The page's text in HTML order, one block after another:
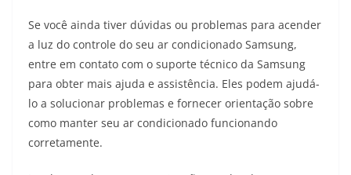
Se você ainda tiver dúvidas ou problemas para acender
a luz do controle do seu ar condicionado Samsung,
entre em contato com o suporte técnico da Samsung
para obter mais ajuda e assistência. Eles podem ajudá-
lo a solucionar problemas e fornecer orientação sobre
como manter seu ar condicionado funcionando
corretamente.